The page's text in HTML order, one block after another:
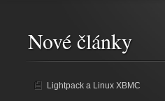
Nové články
Lightpack a Linux XBMC